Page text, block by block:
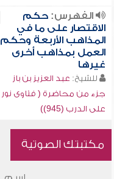
الفهرس:حكم
الاقتصار على ما في
المذاهب الأربعة وحكم
العمل بمذاهب أخرى
غيرها
للشيخ: عبد العزيز بن باز
جزء من محاضرة ( فتاوى نور
على الدرب (945))
مكتبتك الصوتية